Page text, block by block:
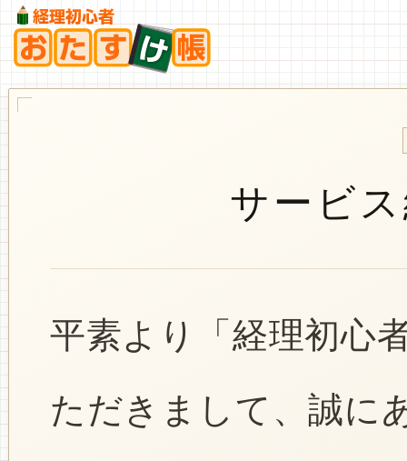
サービ
平素より「経理初心
ただきまして、誠に